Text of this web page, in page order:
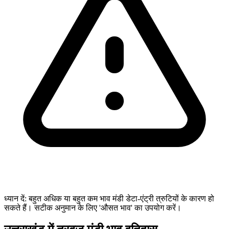
ध्यान दें: बहुत अधिक या बहुत कम भाव मंडी डेटा-एंट्री त्रुटियों के कारण हो
सकते हैं। सटीक अनुमान के लिए 'औसत भाव' का उपयोग करें।